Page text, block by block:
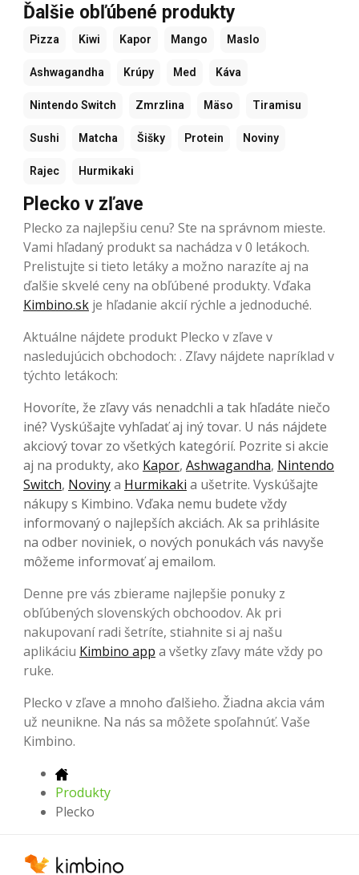
Ďalšie obľúbené produkty
Pizza Kiwi Kapor Mango Maslo
Ashwagandha Krúpy Med Káva
Nintendo Switch Zmrzlina Mäso Tiramisu
Sushi Matcha Šišky Protein Noviny
Rajec Hurmikaki
Plecko v zľave
Plecko za najlepšiu cenu? Ste na správnom mieste.
Vami hľadaný produkt sa nachádza v 0 letákoch.
Prelistujte si tieto letáky a možno narazíte aj na
ďalšie skvelé ceny na obľúbené produkty. Vďaka
Kimbino.sk je hľadanie akcií rýchle a jednoduché.
Aktuálne nájdete produkt Plecko v zľave v
nasledujúcich obchodoch: . Zľavy nájdete napríklad v
týchto letákoch:
Hovoríte, že zľavy vás nenadchli a tak hľadáte niečo
iné? Vyskúšajte vyhľadať aj iný tovar. U nás nájdete
akciový tovar zo všetkých kategórií. Pozrite si akcie
aj na produkty, ako Kapor, Ashwagandha, Nintendo
Switch, Novinya Hurmikaki a ušetrite. Vyskúšajte
nákupy s Kimbino. Vďaka nemu budete vždy
informovaný o najlepších akciách. Ak sa prihlásite
na odber noviniek, o nových ponukách vás navyše
môžeme informovať aj emailom.
Denne pre vás zbierame najlepšie ponuky z
obľúbených slovenských obchoodov. Ak pri
nakupovaní radi šetríte, stiahnite si aj našu
aplikáciu Kimbino app a všetky zľavy máte vždy po
ruke.
Plecko v zľave a mnoho ďalšieho. Žiadna akcia vám
už neunikne. Na nás sa môžete spoľahnúť. Vaše
Kimbino.
Produkty
Plecko